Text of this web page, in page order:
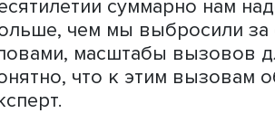
Игорь Макаров, фото: Valdai Discussion Club